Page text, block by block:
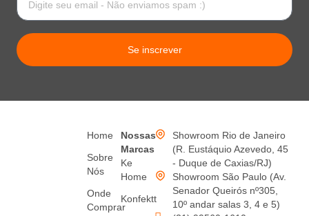
Se inscrever
Home
Sobre
Nós
Onde
Comprar
Nossas
Marcas
Ke
Home
Konfektt
Showroom Rio de Janeiro
(R. Eustáquio Azevedo, 45
- Duque de Caxias/RJ)
Showroom São Paulo (Av.
Senador Queirós nº305,
10º andar salas 3, 4 e 5)